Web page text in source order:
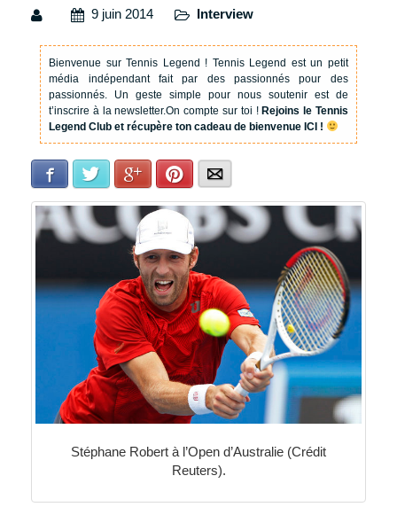
9 juin 2014 Interview
Bienvenue sur Tennis Legend ! Tennis Legend est un petit
média indépendant fait par des passionnés pour des
passionnés. Un geste simple pour nous soutenir est de
t’inscrire à la newsletter.On compte sur toi !Rejoins le Tennis
Legend Club et récupère ton cadeau de bienvenue ICI !
Facebook Twitter Google+Pinterest
Stéphane Robert à l’Open d’Australie (Crédit
Reuters).